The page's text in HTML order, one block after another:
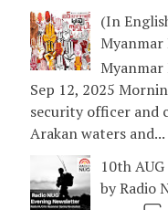
(In
Myanmar
Myanmar
Sep 12, 2025
security officer and
Arakan waters and...
10th
by Radio